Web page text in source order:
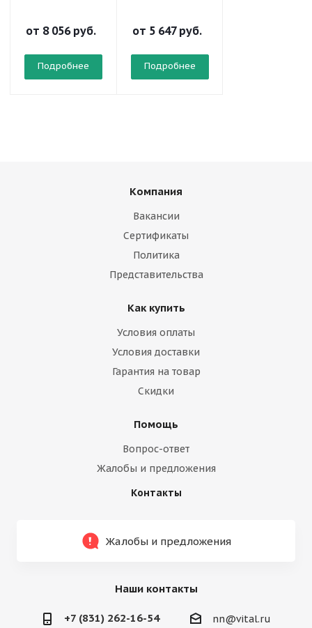
от 8 056 руб.
Подробнее
от 5 647 руб.
Подробнее
Компания
Вакансии
Сертификаты
Политика
Представительства
Как купить
Условия оплаты
Условия доставки
Гарантия на товар
Скидки
Помощь
Вопрос-ответ
Жалобы и предложения
Контакты
Жалобы и предложения
Наши контакты
+7 (831) 262-16-54 nn@vital.ru